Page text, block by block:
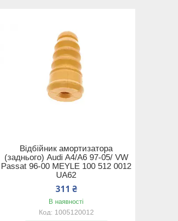
Відбійник амортизатора
(заднього) Audi A4/A6 97-05/ VW
Passat 96-00 MEYLE 100 512 0012
UA62
311 ₴
В наявності
1005120012